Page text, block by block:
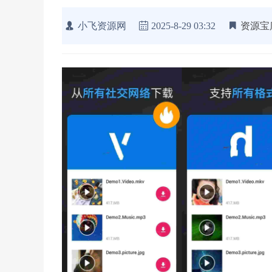
小飞资源网 2025-8-29 03:32 资源宝